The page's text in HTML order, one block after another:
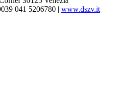
041 5206780 | www.dszv.it